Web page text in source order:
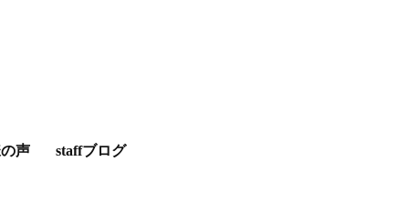
声 staffブログ